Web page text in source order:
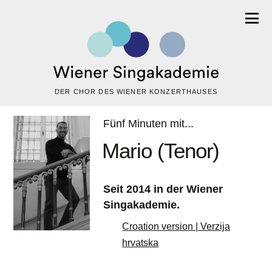
DER CHOR DES WIENER KONZERTHAUSES
Fünf Minuten mit...
Mario (Tenor)
Seit 2014 in der Wiener
Singakademie.
Croation version | Verzija
hrvatska